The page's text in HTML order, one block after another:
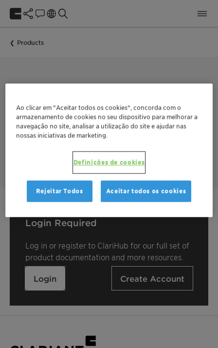
Products
COLLECTOR FOR THE FLOTATION OF NON-SULFIDE MINERALS
FLOTINOR™ 17370
™
bearing minerals, e.g. apatite, fluorspar, and calcite with
difficult to separate gangue.
Login Required
Log in or register to ClariHub for our full set of
product documentation and more resources.
Login Create Account
Ao clicar em "Aceitar todos os cookies", concorda com o
armazenamento de cookies no seu dispositivo para melhorar a
navegação no site, analisar a utilização do site e ajudar nas
nossas iniciativas de marketing.
Definições de cookies
Rejeitar Todos Aceitar todos os cookies